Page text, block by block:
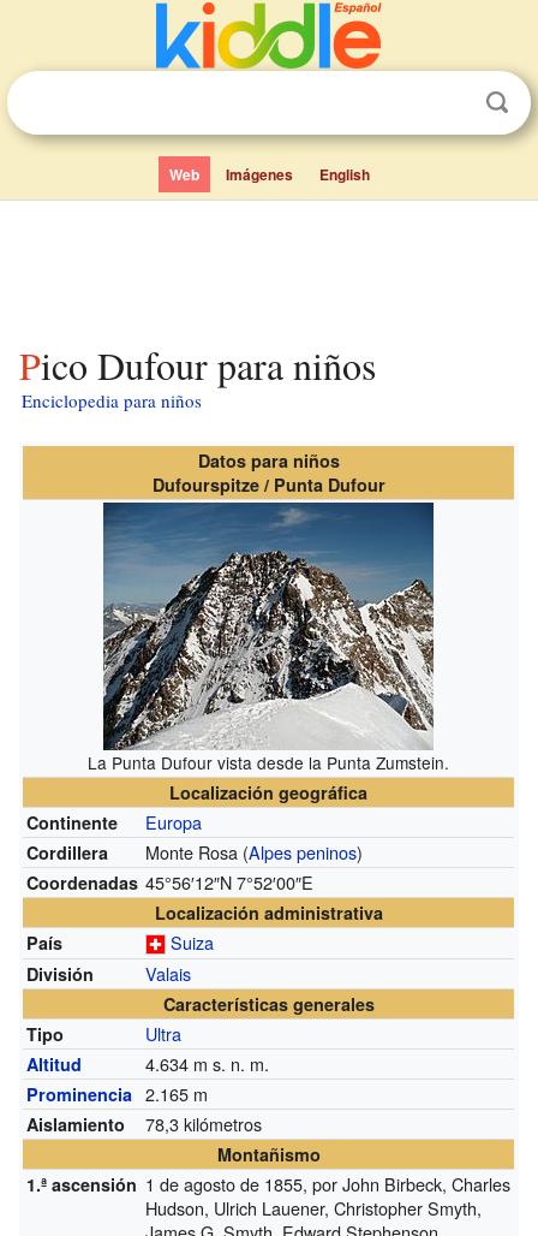
Web Imágenes English
Pico Dufour para niños
Enciclopedia para niños
Datos para niños
Dufourspitze / Punta Dufour
La Punta Dufour vista desde la Punta Zumstein.
Localización geográfica
Continente
Europa
Cordillera Monte Rosa (Alpes peninos)
Coordenadas 45°56′12″N7°52′00″E
Localización administrativa
País
Suiza
División Valais
Características generales
Tipo
Ultra
Altitud 4.634 m s. n. m.
Prominencia 2.165 m
Aislamiento 78,3 kilómetros
Montañismo
1.ª ascensión 1 de agosto de 1855, por John Birbeck, Charles
Hudson, Ulrich Lauener, Christopher Smyth,